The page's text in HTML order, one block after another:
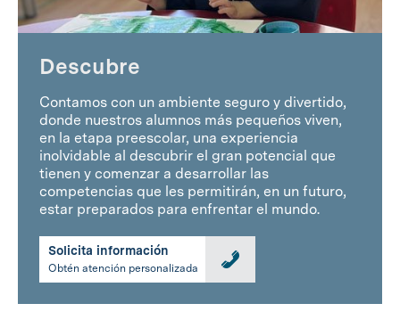
Descubre
Contamos con un ambiente seguro y divertido,
donde nuestros alumnos más pequeños viven,
en la etapa preescolar, una experiencia
inolvidable al descubrir el gran potencial que
tienen y comenzar a desarrollar las
competencias que les permitirán, en un futuro,
estar preparados para enfrentar el mundo.
Solicita información
Obtén atención personalizada